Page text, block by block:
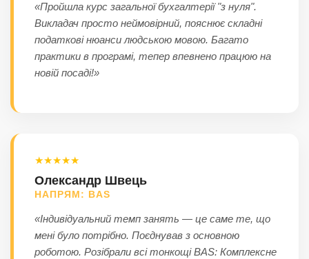
«Пройшла курс загальної бухгалтерії "з нуля".
Викладач просто неймовірний, пояснює складні
податкові нюанси людською мовою. Багато
практики в програмі, тепер впевнено працюю на
новій посаді!»
★★★★★
Олександр Швець
НАПРЯМ: BAS
«Індивідуальний темп занять — це саме те, що
мені було потрібно. Поєднував з основною
роботою. Розібрали всі тонкощі BAS: Комплексне